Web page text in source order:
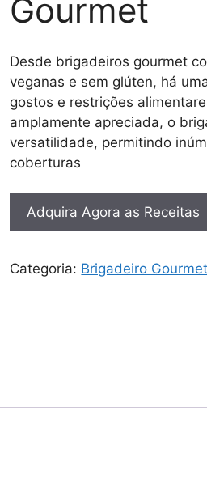
Gourmet
Desde brigadeiros gourmet
veganas e sem glúten, há
gostos e restrições
amplamente apreciada, o
versatilidade, permitindo
coberturas
Adquira Agora as Receitas
Categoria: Brigadeiro Gourmet